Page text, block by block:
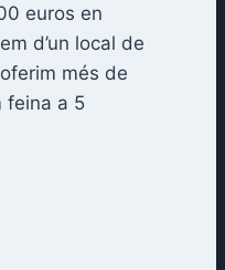
euros en
d’un local de
més de
feina a 5